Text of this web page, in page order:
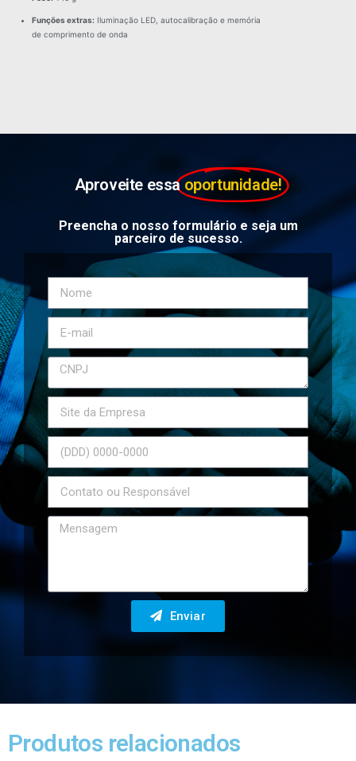
Funções extras: Iluminação LED, autocalibração e memória
de comprimento de onda
Aproveite essa oportunidade!
Preencha o nosso formulário e seja um
parceiro de sucesso.
Enviar
Produtos relacionados